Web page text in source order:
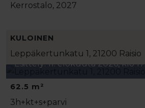
Kerrostalo, 2027
KULOINEN
Leppäkertunkatu 1, 21200 Raisio
Esittely: 11. elokuuta 2026, klo
62.5 m²
3h+kt+s+parvi